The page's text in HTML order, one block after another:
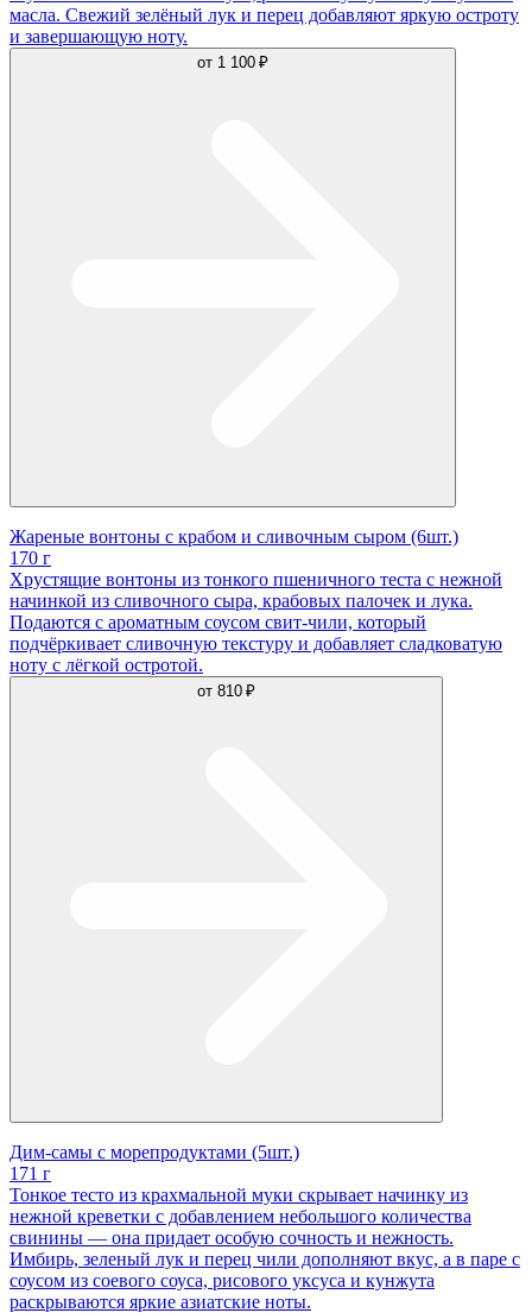
масла. Свежий зелёный лук и перец добавляют яркую остроту
и завершающую ноту.
от 1 100 ₽
Жареные вонтоны с крабом и сливочным сыром (6шт.)
170 г
Хрустящие вонтоны из тонкого пшеничного теста с нежной
начинкой из сливочного сыра, крабовых палочек и лука.
Подаются с ароматным соусом свит-чили, который
подчёркивает сливочную текстуру и добавляет сладковатую
ноту с лёгкой остротой.
от 810 ₽
Дим-самы с морепродуктами (5шт.)
171 г
Тонкое тесто из крахмальной муки скрывает начинку из
нежной креветки с добавлением небольшого количества
свинины — она придает особую сочность и нежность.
Имбирь, зеленый лук и перец чили дополняют вкус, а в паре с
соусом из соевого соуса, рисового уксуса и кунжута
раскрываются яркие азиатские ноты.